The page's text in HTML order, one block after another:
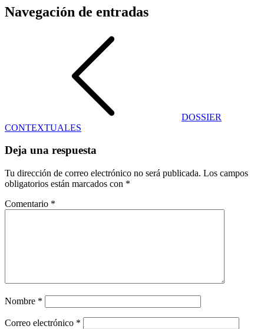
Navegación de entradas
DOSSIER
CONTEXTUALES
Deja una respuesta
Tu dirección de correo electrónico no será publicada. Los campos
obligatorios están marcados con *
Comentario *
Nombre *
Correo electrónico *